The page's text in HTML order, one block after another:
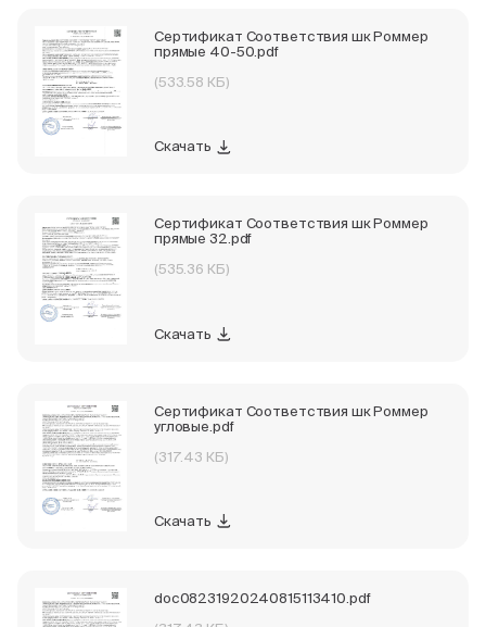
Сертификат Соответствия шк Роммер
прямые 40-50.pdf
(533.58 КБ)
Скачать
Сертификат Соответствия шк Роммер
прямые 32.pdf
(535.36 КБ)
Скачать
Сертификат Соответствия шк Роммер
угловые.pdf
(317.43 КБ)
Скачать
doc08231920240815113410.pdf